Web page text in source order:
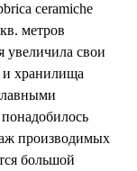
ceramiche
метров
увеличила свои
и хранилища
производимых
большой